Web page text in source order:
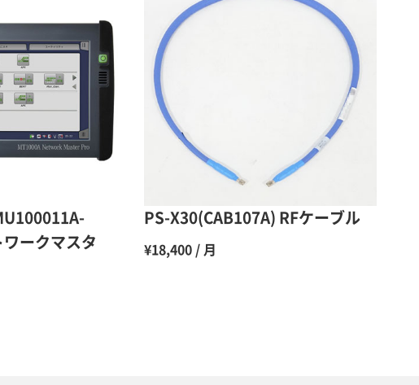
55％（割引率45％）
ヶ月
ヶ月
ヶ月
45％（割引率55％）
ークマスタ
PS-X30(CAB107A) RFケーブル
¥18,400 / 月